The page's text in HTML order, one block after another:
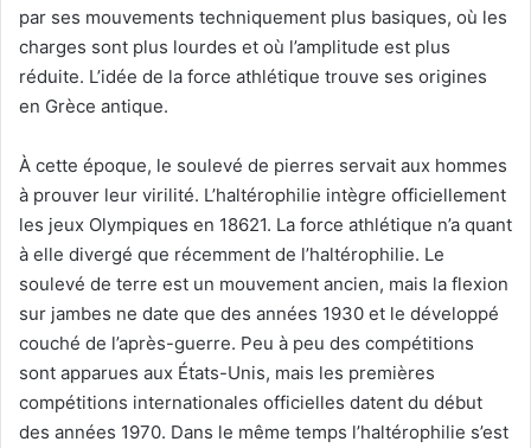
par ses mouvements techniquement plus basiques, où les
charges sont plus lourdes et où l’amplitude est plus
réduite. L’idée de la force athlétique trouve ses origines
en Grèce antique.
À cette époque, le soulevé de pierres servait aux hommes
à prouver leur virilité. L’haltérophilie intègre officiellement
les jeux Olympiques en 18621. La force athlétique n’a quant
à elle divergé que récemment de l’haltérophilie. Le
soulevé de terre est un mouvement ancien, mais la flexion
sur jambes ne date que des années 1930 et le développé
couché de l’après-guerre. Peu à peu des compétitions
sont apparues aux États-Unis, mais les premières
compétitions internationales officielles datent du début
des années 1970. Dans le même temps l’haltérophilie s’est